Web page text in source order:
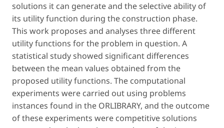
solutions it can generate and the selective ability of
its utility function during the construction phase.
This work proposes and analyses three different
utility functions for the problem in question. A
statistical study showed significant differences
between the mean values obtained from the
proposed utility functions. The computational
experiments were carried out using problems
instances found in the ORLIBRARY, and the outcome
of these experiments were competitive solutions